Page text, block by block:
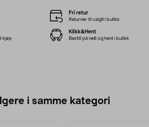
Fri retur
Returner til valgfri butikk
kjøp
Klikk&Hent
Bestill på nett og hent i butikk
i samme kategori